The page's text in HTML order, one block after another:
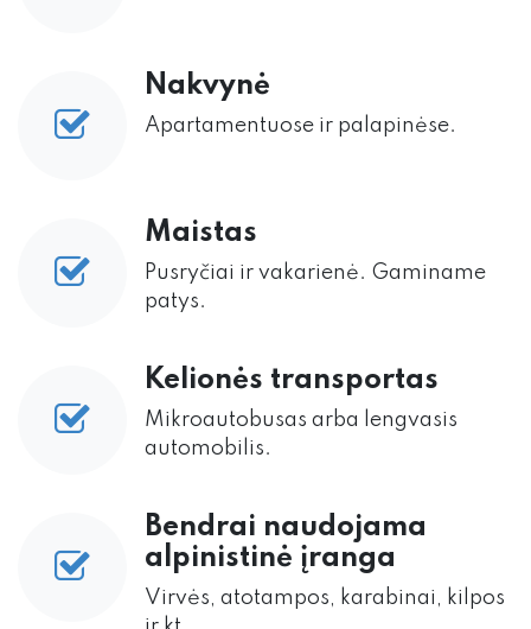
Nakvynė
Apartamentuose ir palapinėse.
Maistas
Pusryčiai ir vakarienė. Gaminame
patys.
Kelionės transportas
Mikroautobusas arba lengvasis
automobilis.
Bendrai naudojama
alpinistinė įranga
Virvės, atotampos, karabinai, kilpos